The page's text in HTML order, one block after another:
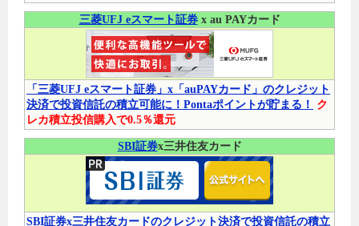
三菱UFJ eスマート証券x au PAYカード
「三菱UFJ eスマート証券」x「auPAYカード」のクレジット
決済で投資信託の積立可能に！Pontaポイントが貯まる！
ク
レカ積立投信購入で0.5％還元
SBI証券x三井住友カード
SBI証券x三井住友カードのクレジット決済で投資信託の積立